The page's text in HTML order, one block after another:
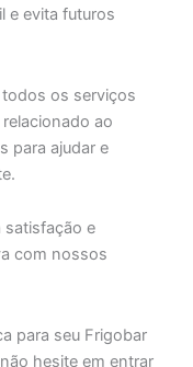
e evita futuros
os serviços
ao
para ajudar e
satisfação e
com nossos
para seu Frigobar
hesite em entrar